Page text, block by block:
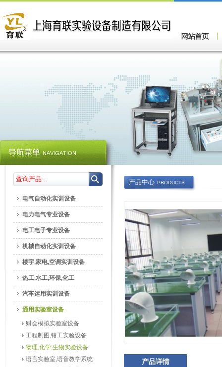
产品中心 PRODUCTS
产品详情
电气自动化实训设备
电力电气专业设备
电工电子专业设备
机械自动化实训设备
楼宇,家电,空调实训设备
热工,水工,环保,化工
汽车运用实训设备
通用实验室设备
财会模拟实验室设备
工程制图,钳工实验设备
物理,化学,生物实验设备
语言实验室,语音教学系统